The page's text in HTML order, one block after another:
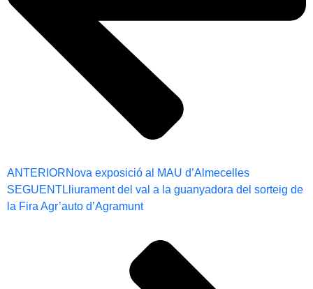
ANTERIORNova exposició al MAU d’Almecelles
SEGUENTLliurament del val a la guanyadora del sorteig de
la Fira Agr’auto d’Agramunt